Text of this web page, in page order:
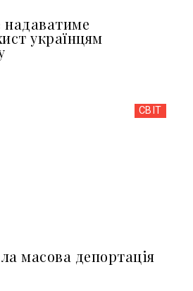
надаватиме
українцям
СВІТ
масова депортація